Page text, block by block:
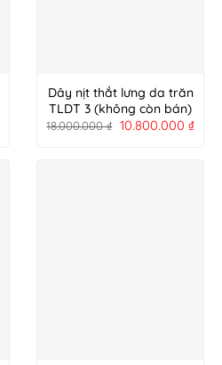
Dây nịt thắt lưng da trăn
TLDT 3 (không còn bán)
18.000.000₫ 10.800.000 ₫